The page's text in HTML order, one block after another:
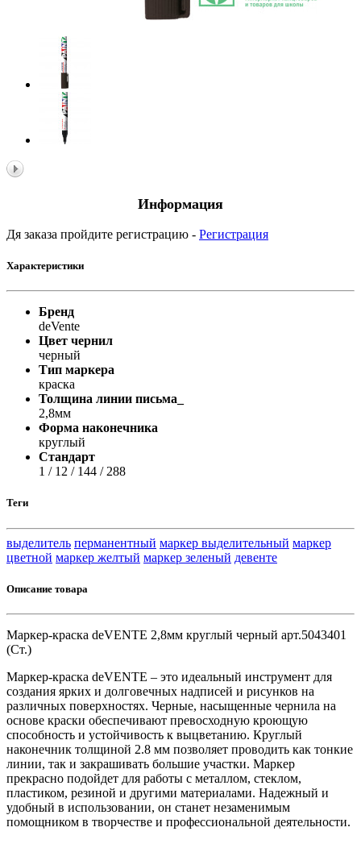
Информация
Дя заказа пройдите регистрацию - Регистрация
Характеристики
Бренд
deVente
Цвет чернил
черный
Тип маркера
краска
Толщина линии письма_
2,8мм
Форма наконечника
круглый
Стандарт
1 / 12 / 144 / 288
Теги
выделитель перманентный маркер выделительный маркер
цветной маркер желтый маркер зеленый девенте
Описание товара
Маркер-краска deVENTE 2,8мм круглый черный арт.5043401
(Ст.)
Маркер-краска deVENTE – это идеальный инструмент для
создания ярких и долговечных надписей и рисунков на
различных поверхностях. Черные, насыщенные чернила на
основе краски обеспечивают превосходную кроющую
способность и устойчивость к выцветанию. Круглый
наконечник толщиной 2.8 мм позволяет проводить как тонкие
линии, так и закрашивать большие участки. Маркер
прекрасно подойдет для работы с металлом, стеклом,
пластиком, резиной и другими материалами. Надежный и
удобный в использовании, он станет незаменимым
помощником в творчестве и профессиональной деятельности.